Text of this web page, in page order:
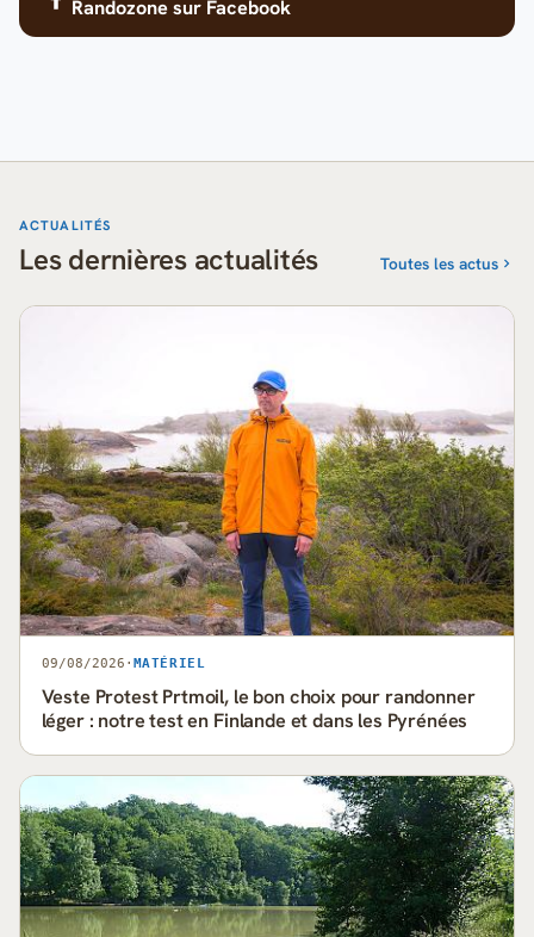
Randozonesur Facebook
ACTUALITÉS
Les dernières actualités Toutes les actus
09/08/2026 · MATÉRIEL
Veste Protest Prtmoil, le bon choix pour randonner
léger : notre test en Finlande et dans les Pyrénées